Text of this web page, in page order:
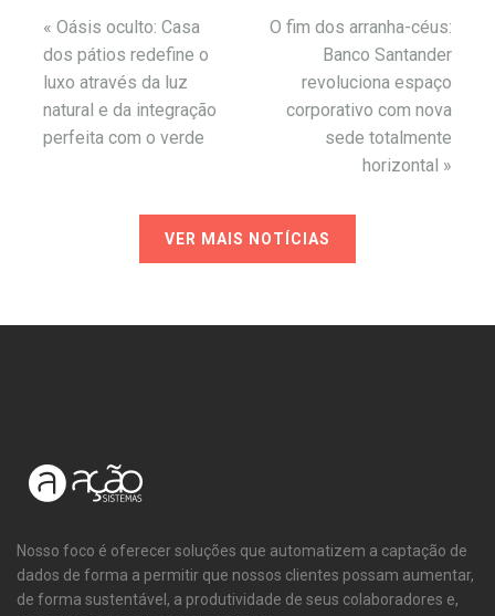
« Oásis oculto: Casa
dos pátios redefine o
luxo através da luz
natural e da integração
perfeita com o verde
O fim dos arranha-céus:
Banco Santander
revoluciona espaço
corporativo com nova
sede totalmente
horizontal »
VER MAIS NOTÍCIAS
Nosso foco é oferecer soluções que automatizem a captação de
dados de forma a permitir que nossos clientes possam aumentar,
de forma sustentável, a produtividade de seus colaboradores e,